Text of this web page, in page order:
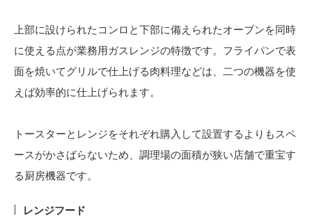
上部に設けられたコンロと下部に備えられたオーブンを同時
に使える点が業務用ガスレンジの特徴です。フライパンで表
面を焼いてグリルで仕上げる肉料理などは、二つの機器を使
えば効率的に仕上げられます。
トースターとレンジをそれぞれ購入して設置するよりもスペ
ースがかさばらないため、調理場の面積が狭い店舗で重宝す
る厨房機器です。
レンジフード